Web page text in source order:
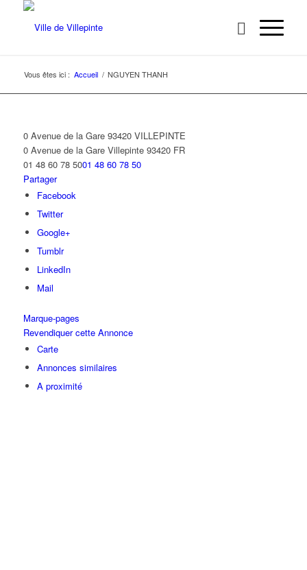
Vous êtes ici : Accueil / NGUYEN THANH
0 Avenue de la Gare 93420 VILLEPINTE
0 Avenue de la Gare Villepinte 93420 FR
01 48 60 78 5001 48 60 78 50
Partager
Facebook
Twitter
Google+
Tumblr
LinkedIn
Mail
Marque-pages
Revendiquer cette Annonce
Carte
Annonces similaires
A proximité